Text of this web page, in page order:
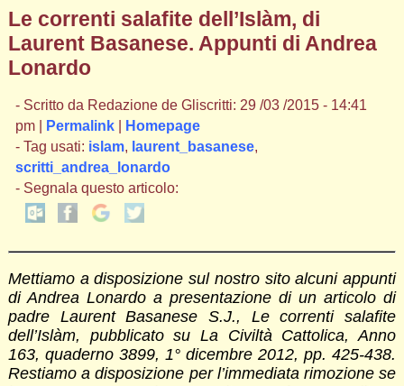
Le correnti salafite dell’Islàm, di
Laurent Basanese. Appunti di Andrea
Lonardo
- Scritto da Redazione de Gliscritti: 29 /03 /2015 - 14:41
pm |
Permalink|
Homepage
- Tag usati: islam, laurent_basanese,
scritti_andrea_lonardo
- Segnala questo articolo:
Mettiamo a disposizione sul nostro sito alcuni appunti
di Andrea Lonardo a presentazione di un articolo di
padre Laurent Basanese S.J., Le correnti salafite
dell’Islàm, pubblicato su La Civiltà Cattolica, Anno
163, quaderno 3899, 1° dicembre 2012, pp. 425-438.
Restiamo a disposizione per l’immediata rimozione se